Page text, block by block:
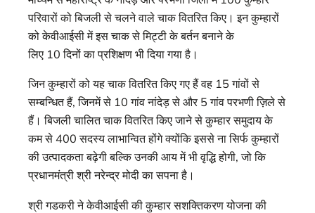
परिवारों को बिजली से चलने वाले चाक वितरित किए। इन कुम्हारों
को केवीआईसी में इस चाक से मिट्टी के बर्तन बनाने के
लिए 10 दिनों का प्रशिक्षण भी दिया गया है।
जिन कुम्हारों को यह चाक वितरित किए गए हैं वह 15 गांवों से
सम्बन्धित हैं, जिनमें से 10 गांव नांदेड़ से और 5 गांव परभणी ज़िले से
हैं। बिजली चालित चाक वितरित किए जाने से कुम्हार समुदाय के
कम से 400 सदस्य लाभान्वित होंगे क्योंकि इससे ना सिर्फ कुम्हारों
की उत्पादकता बढ़ेगी बल्कि उनकी आय में भी वृद्धि होगी, जो कि
प्रधानमंत्री श्री नरेन्द्र मोदी का सपना है।
श्री गडकरी ने केवीआईसी की कुम्हार सशक्तिकरण योजना की